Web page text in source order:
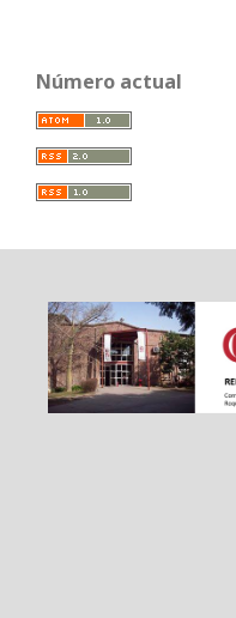
Número actual